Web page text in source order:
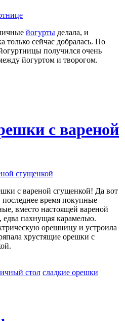
йогурты делала, и
сейчас добралась. По
получился очень
йогуртом и творогом.
с вареной
с вареной сгущенкой! Да вот
время покупные
вместо настоящей вареной
едва пахнущая карамелью.
орешницу и устроила
хрустящие орешки с
стол сладкие орешки